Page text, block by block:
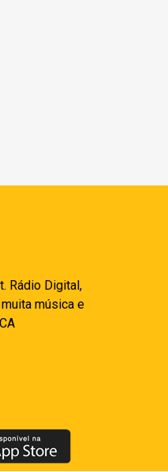
Rádio Digital,
música e